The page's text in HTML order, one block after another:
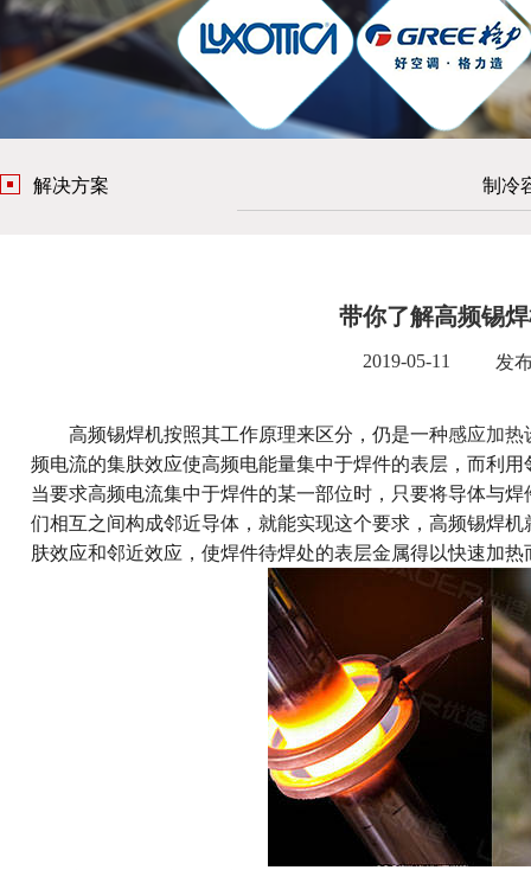
解决方案 制冷
带你了解高频锡
2019-05-11 发
高频锡焊机按照其工作原理来区分，仍是一种感应加热
频电流的集肤效应使高频电能量集中于焊件的表层，而利
当要求高频电流集中于焊件的某一部位时，只要将导体与
们相互之间构成邻近导体，就能实现这个要求，高频锡焊
肤效应和邻近效应，使焊件待焊处的表层金属得以快速加